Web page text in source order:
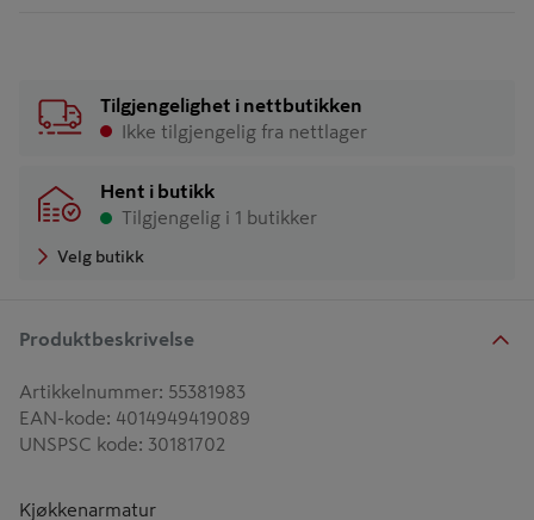
Tilgjengelighet i nettbutikken
Ikke tilgjengelig fra nettlager
Hent i butikk
Tilgjengelig i 1 butikker
Velg butikk
Produktbeskrivelse
Artikkelnummer: 55381983
EAN-kode: 4014949419089
UNSPSC kode: 30181702
Kjøkkenarmatur